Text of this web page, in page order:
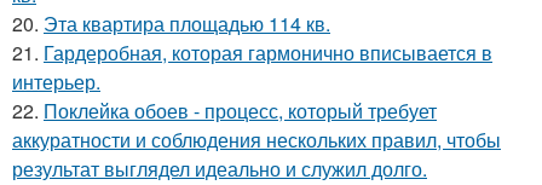
20. Эта квартира площадью 114 кв.
21. Гардеробная, которая гармонично вписывается в
интерьер.
22. Поклейка обоев - процесс, который требует
аккуратности и соблюдения нескольких правил, чтобы
результат выглядел идеально и служил долго.